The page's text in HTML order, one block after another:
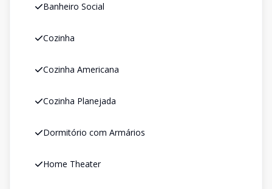
Banheiro Social
Cozinha
Cozinha Americana
Cozinha Planejada
Dormitório com Armários
Home Theater